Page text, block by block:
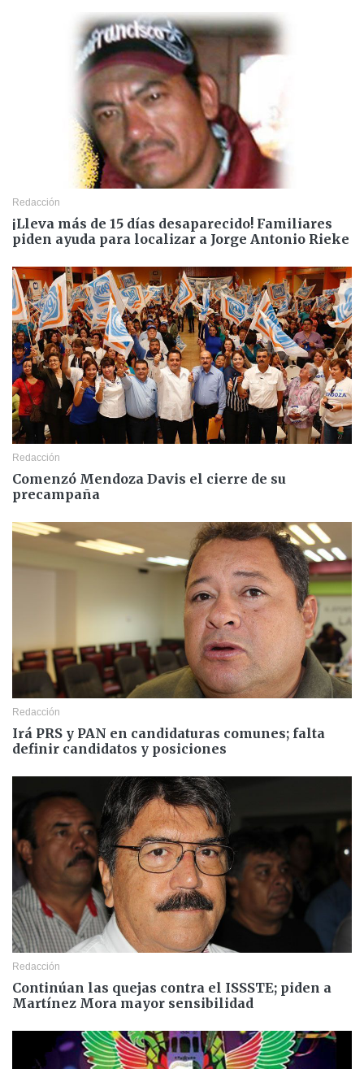
Redacción
¡Lleva más de 15 días desaparecido! Familiares
piden ayuda para localizar a Jorge Antonio Rieke
Redacción
Comenzó Mendoza Davis el cierre de su
precampaña
Redacción
Irá PRS y PAN en candidaturas comunes; falta
definir candidatos y posiciones
Redacción
Continúan las quejas contra el ISSSTE; piden a
Martínez Mora mayor sensibilidad